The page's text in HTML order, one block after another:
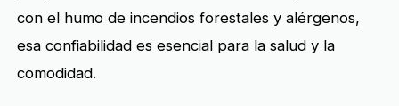
con el humo de incendios forestales y alérgenos,
esa confiabilidad es esencial para la salud y la
comodidad.